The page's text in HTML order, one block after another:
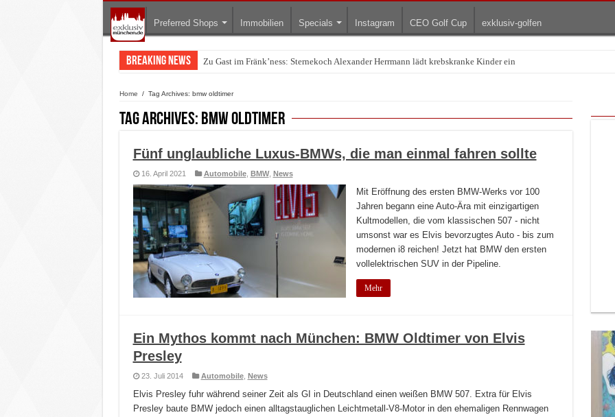
Preferred Shops Immobilien Specials Instagram CEO Golf Cup exklusiv-golfen
Breaking News Zu Gast im Fränk’ness: Sternekoch Alexander Herrmann lädt krebskranke Kinder ein
Home / Tag Archives: bmw oldtimer
Tag Archives: bmw oldtimer
Fünf unglaubliche Luxus-BMWs, die man einmal fahren sollte
16. April 2021 Automobile, BMW, News
Mit Eröffnung des ersten BMW-Werks vor 100
Jahren begann eine Auto-Ära mit einzigartigen
Kultmodellen, die vom klassischen 507 - nicht
umsonst war es Elvis bevorzugtes Auto - bis zum
modernen i8 reichen! Jetzt hat BMW den ersten
vollelektrischen SUV in der Pipeline.
Mehr
Ein Mythos kommt nach München: BMW Oldtimer von Elvis
Presley
23. Juli 2014 Automobile, News
Elvis Presley fuhr während seiner Zeit als GI in Deutschland einen weißen BMW 507. Extra für Elvis
Presley baute BMW jedoch einen alltagstauglichen Leichtmetall-V8-Motor in den ehemaligen Rennwagen